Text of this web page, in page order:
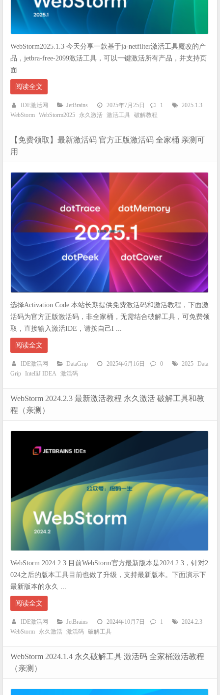
WebStorm2025.1.3 今天分享一款基于ja-netfilter激活工具魔改的产
品，jetbra-free-2099激活工具，可以一键激活所有产品，并支持页
面 ...
阅读全文
IDE激活网 JetBrains 2025年7月25日 1
2025.1.3
WebStorm WebStorm2025 永久激活 激活工具 破解教程
【免费领取】最新激活码 官方正版激活码 全家桶 亲测可
用
选择Activation Code 本站长期提供免费激活码和激活教程，下面激
活码为官方正版激活码，非全家桶，无需结合破解工具，可免费领
取，直接输入激活IDE，请按自己I ...
阅读全文
IDE激活网 DataGrip 2025年6月16日 0 2025 Data
Grip
IntelliJ IDEA 激活码
WebStorm 2024.2.3 最新激活教程 永久激活 破解工具和教
程（亲测）
WebStorm 2024.2.3 目前WebStorm官方最新版本是2024.2.3，针对2
024之后的版本工具目前也做了升级，支持最新版本。下面演示下
最新版本的永久 ...
阅读全文
IDE激活网 JetBrains 2024年10月7日 1
2024.2.3
WebStorm
永久激活 激活码 破解工具
WebStorm 2024.1.4 永久破解工具 激活码 全家桶激活教程
（亲测）